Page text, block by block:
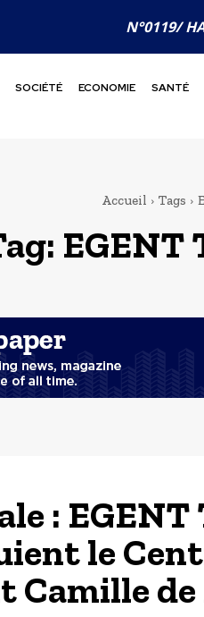
N°0119/
SOCIÉTÉ ECONOMIE SANTÉ
Accueil Tags
EGENT
: EGENT
le
Camille